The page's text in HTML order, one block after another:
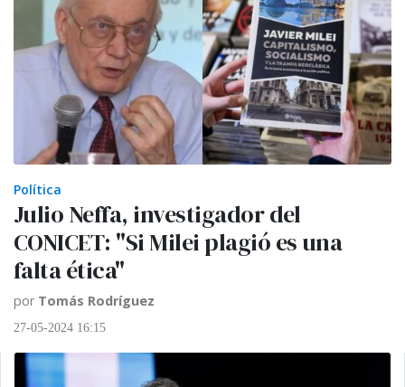
Política
Julio Neffa, investigador del
CONICET: "Si Milei plagió es una
falta ética"
por Tomás Rodríguez
27-05-2024 16:15